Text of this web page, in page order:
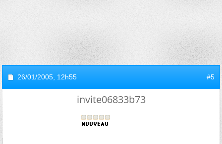
26/01/2005, 12h55 #5
invite06833b73